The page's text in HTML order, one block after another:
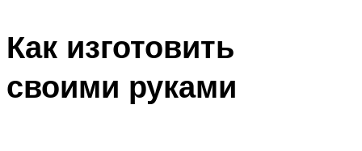
Как изготовить
своими руками